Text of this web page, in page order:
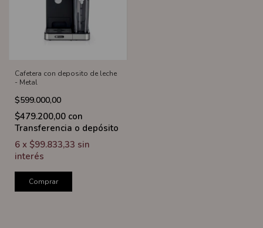
Cafetera con deposito de leche
- Metal
$599.000,00
$479.200,00 con
Transferencia o depósito
6 x $99.833,33 sin
interés
Comprar